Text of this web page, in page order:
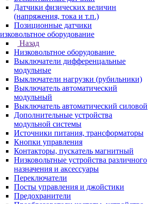
Датчики физических величин
(напряжения, тока и т.п.)
Позиционные датчики
оборудование
Назад
Низковольтное оборудование
Выключатели дифференцальные
модульные
Выключатели нагрузки (рубильники)
Выключатель автоматический
модульный
Выключатель автоматический силовой
Дополнительные устройства
модульной системы
Источники питания, трансформаторы
Кнопки управления
Контакторы, пускатель магнитный
Низковольтные устройства различного
назначения и аксессуары
Переключатели
Посты управления и джойстики
Предохранители